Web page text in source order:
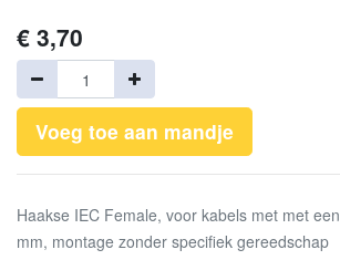
€ 3,70
Voeg toe aan mandje
Haakse IEC Female, voor kabels met met
mm, montage zonder specifiek gereedschap